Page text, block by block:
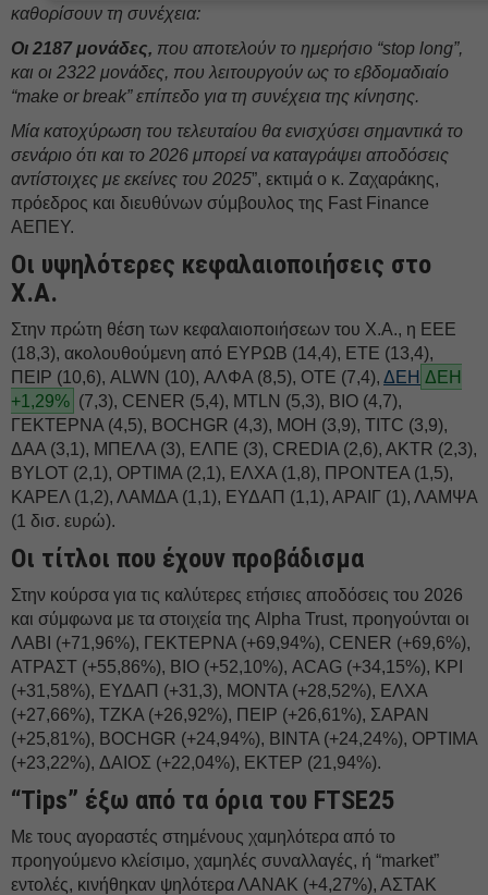
καθορίσουν τη συνέχεια:
Οι 2187 μονάδες, που αποτελούν το ημερήσιο “stop long”,
και οι 2322 μονάδες, που λειτουργούν ως το εβδομαδιαίο
“make or break” επίπεδο για τη συνέχεια της κίνησης.
Μία κατοχύρωση του τελευταίου θα ενισχύσει σημαντικά το
σενάριο ότι και το 2026 μπορεί να καταγράψει αποδόσεις
αντίστοιχες με εκείνες του 2025”, εκτιμά ο κ. Ζαχαράκης,
πρόεδρος και διευθύνων σύμβουλος της Fast Finance
ΑΕΠΕΥ.
Οι υψηλότερες κεφαλαιοποιήσεις στο
Χ.Α.
Στην πρώτη θέση των κεφαλαιοποιήσεων του Χ.Α., η ΕΕΕ
(18,3), ακολουθούμενη από EΥΡΩΒ (14,4), ΕΤΕ (13,4),
ΠΕΙΡ (10,6), ALWN (10), ΑΛΦΑ (8,5), ΟΤΕ (7,4), ΔΕΗ ΔΕΗ
+1,29% (7,3), CENER (5,4), MTLN (5,3), BIO (4,7),
ΓΕΚΤΕΡΝΑ (4,5), BOCHGR (4,3), ΜΟΗ (3,9), TITC (3,9),
ΔΑΑ (3,1), ΜΠΕΛΑ (3), ΕΛΠΕ (3), CREDIA (2,6), AKTR (2,3),
BYLOT (2,1), OPTIMA (2,1), ΕΛΧΑ (1,8), ΠΡΟΝΤΕΑ (1,5),
ΚΑΡΕΛ (1,2), ΛΑΜΔΑ (1,1), ΕΥΔΑΠ (1,1), ΑΡΑΙΓ (1), ΛΑΜΨΑ
(1 δισ. ευρώ).
Οι τίτλοι που έχουν προβάδισμα
Στην κούρσα για τις καλύτερες ετήσιες αποδόσεις του 2026
και σύμφωνα με τα στοιχεία της Alpha Trust, προηγούνται οι
ΛΑΒΙ (+71,96%), ΓΕΚΤΕΡΝΑ (+69,94%), CENER (+69,6%),
ΑΤΡΑΣΤ (+55,86%), ΒΙΟ (+52,10%), ACAG (+34,15%), ΚΡΙ
(+31,58%), ΕΥΔΑΠ (+31,3), ΜΟΝΤΑ (+28,52%), ΕΛΧΑ
(+27,66%), ΤΖΚΑ (+26,92%), ΠΕΙΡ (+26,61%), ΣΑΡΑΝ
(+25,81%), BOCHGR (+24,94%), ΒΙΝΤΑ (+24,24%), OPTIMA
(+23,22%), ΔΑΙΟΣ (+22,04%), ΕΚΤΕΡ (21,94%).
“Tips” έξω από τα όρια του FTSE25
Με τους αγοραστές στημένους χαμηλότερα από το
προηγούμενο κλείσιμο, χαμηλές συναλλαγές, ή “market”
εντολές, κινήθηκαν ψηλότερα ΛΑΝΑΚ (+4,27%), ΑΣΤΑΚ